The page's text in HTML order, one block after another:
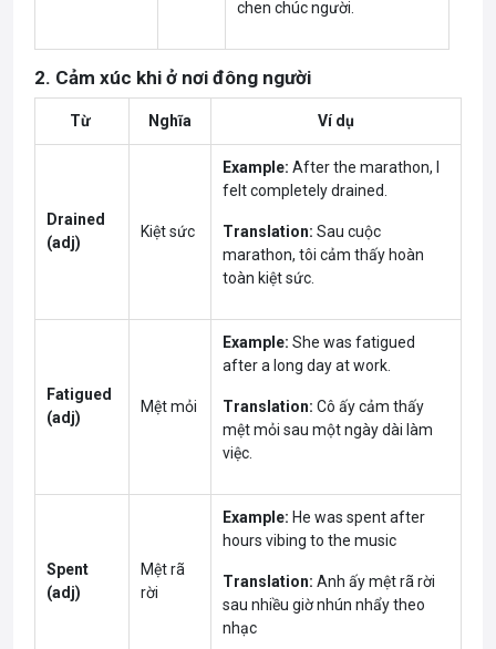
chen chúc người.
2. Cảm xúc khi ở nơi đông người
Từ Nghĩa Ví dụ
Drained
(adj)
Kiệt sức
Example: After the marathon, I
felt completely drained.
Translation: Sau cuộc
marathon, tôi cảm thấy hoàn
toàn kiệt sức.
Fatigued
(adj)
Mệt mỏi
Example: She was fatigued
after a long day at work.
Translation: Cô ấy cảm thấy
mệt mỏi sau một ngày dài làm
việc.
Spent
(adj)
Mệt rã
rời
Example: He was spent after
hours vibing to the music
Translation: Anh ấy mệt rã rời
sau nhiều giờ nhún nhẩy theo
nhạc